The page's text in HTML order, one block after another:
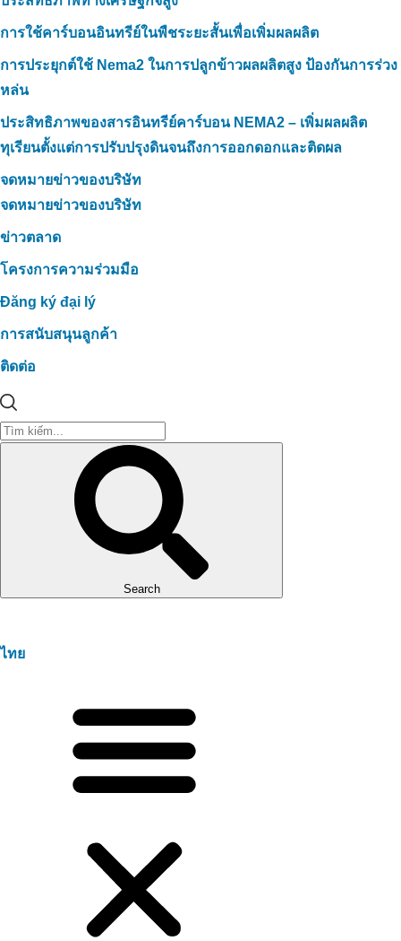
การใช้คาร์บอนอินทรีย์ในพืชระยะสั้นเพื่อเพิ่มผลผลิต
การประยุกต์ใช้ Nema2 ในการปลูกข้าวผลผลิตสูง ป้องกันการร่วง
หล่น
ประสิทธิภาพของสารอินทรีย์คาร์บอน NEMA2 – เพิ่มผลผลิต
ทุเรียนตั้งแต่การปรับปรุงดินจนถึงการออกดอกและติดผล
จดหมายข่าวของบริษัท
จดหมายข่าวของบริษัท
ข่าวตลาด
โครงการความร่วมมือ
Đăng ký đại lý
การสนับสนุนลูกค้า
ติดต่อ
Search
ไทย